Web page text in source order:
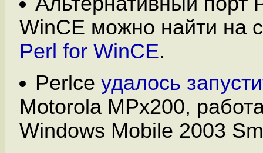
WinCE можно найти на
Perl for WinCE.
Perlce удалось
Motorola MPx200,
Windows Mobile 2003